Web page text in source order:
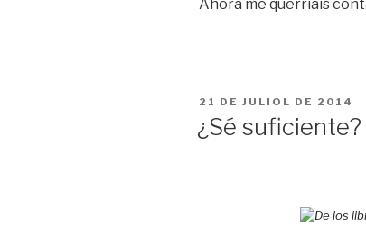
Ahora me querríais
PUBLICAT
21 DE JULIOL DE 2014
¿Sé suficiente?